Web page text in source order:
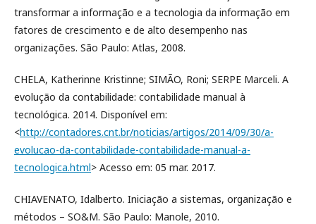
transformar a informação e a tecnologia da informação em
fatores de crescimento e de alto desempenho nas
organizações. São Paulo: Atlas, 2008.
CHELA, Katherinne Kristinne; SIMÃO, Roni; SERPE Marceli. A
evolução da contabilidade: contabilidade manual à
tecnológica. 2014. Disponível em:
<http://contadores.cnt.br/noticias/artigos/2014/09/30/a-
evolucao-da-contabilidade-contabilidade-manual-a-
tecnologica.html> Acesso em: 05 mar. 2017.
CHIAVENATO, Idalberto. Iniciação a sistemas, organização e
métodos – SO&M. São Paulo: Manole, 2010.